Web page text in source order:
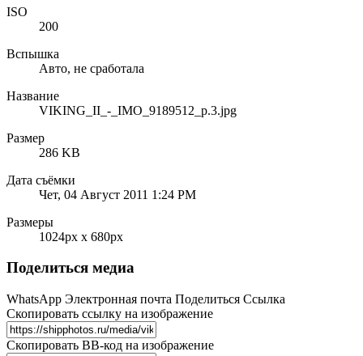
ISO
200
Вспышка
Авто, не сработала
Название
VIKING_II_-_IMO_9189512_p.3.jpg
Размер
286 KB
Дата съёмки
Чет, 04 Август 2011 1:24 PM
Размеры
1024px x 680px
Поделиться медиа
WhatsApp Электронная почта Поделиться Ссылка
Скопировать ссылку на изображение
Скопировать BB-код на изображение